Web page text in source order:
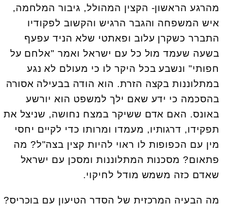
מהרגע הראשון- הקצין המהולל, גיבור המלחמה,
איש המשפחה והגבר הרגיש והקשוב לפקודיו
התברר כשקרן עלוב ופאתטי שלא הניד עפעף
בשעה שעמד מול כל עם ישראל ואמר "אלחם על
חפותי" ונשבע בכל היקר לו כי מעולם לא נגע
במתלוננות בקצה הזרת. הוא הודה בבעילה אסורה
בהסכמה כי ידע שאם ילך למשפט הוא יורשע
באונס. האם אדם ששיקר במצח נחושה, שניצל את
תפקידו, דרגותיו, מעמדו ומרותו כדי לקיים יחסי
מין עם הכפופות לו ראוי להיות קצין בצה"ל? מה
פתאום? מסכנות המתלוננות ומסכן עם ישראל
שאדם כזה משמש מודל לחיקוי.
מה הבעיה המרכזית של הסדר הטיעון עם בוכריס?